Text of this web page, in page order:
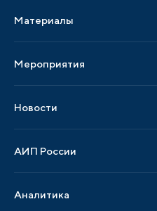
Услуги по локализации
Аналитика
Материалы
Публикации СМИ и статьи
Образцы документов
Мероприятия
Мероприятия отрасли
Новости
Новости отрасли
АИП России
Члены ассоциации